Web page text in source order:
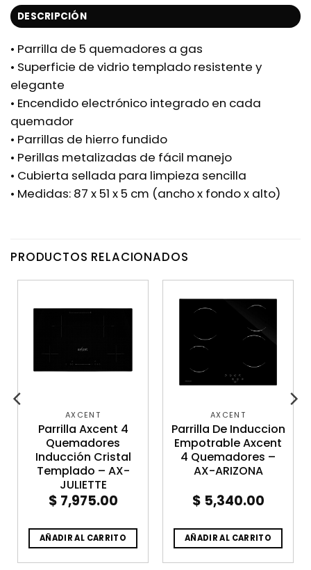
DESCRIPCIÓN
• Parrilla de 5 quemadores a gas
• Superficie de vidrio templado resistente y
elegante
• Encendido electrónico integrado en cada
quemador
• Parrillas de hierro fundido
• Perillas metalizadas de fácil manejo
• Cubierta sellada para limpieza sencilla
• Medidas: 87 x 51 x 5 cm (ancho x fondo x alto)
PRODUCTOS RELACIONADOS
AXCENT
Parrilla Axcent 4
Quemadores
Inducción Cristal
Templado – AX-
JULIETTE
$ 7,975.00
AÑADIR AL CARRITO
AXCENT
Parrilla De Induccion
Empotrable Axcent
4 Quemadores –
AX-ARIZONA
$ 5,340.00
AÑADIR AL CARRITO